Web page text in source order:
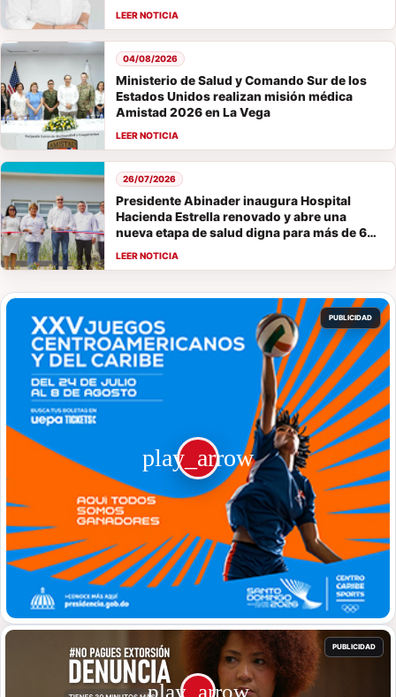
Ministerio de Salud y Comando Sur de los
Estados Unidos realizan misión médica
Amistad 2026 en La Vega
04/08/2026
Presidente Abinader inaugura Hospital
Hacienda Estrella renovado y abre una
nueva etapa de salud digna para más de 60
26/07/2026